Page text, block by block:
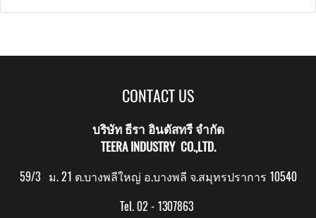
CONTACT US
บริษัท ธีรา อินดัสทรี จำกัด
TEERA INDUSTRY CO.,LTD.
59/3 ม. 21 ต.บางพลีใหญ่ อ.บางพลี จ.สมุทรปราการ 10540
Tel. 02 - 1307863